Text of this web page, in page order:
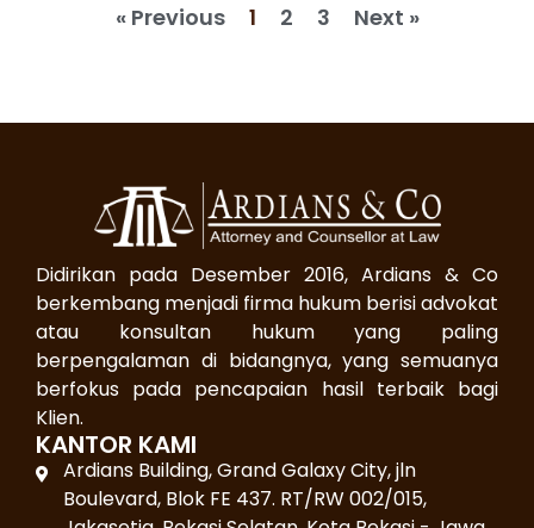
« Previous 1 2 3 Next »
Didirikan pada Desember 2016, Ardians & Co
berkembang menjadi firma hukum berisi advokat
atau konsultan hukum yang paling
berpengalaman di bidangnya, yang semuanya
berfokus pada pencapaian hasil terbaik bagi
Klien.
KANTOR KAMI
Ardians Building, Grand Galaxy City, jln
Boulevard, Blok FE 437. RT/RW 002/015,